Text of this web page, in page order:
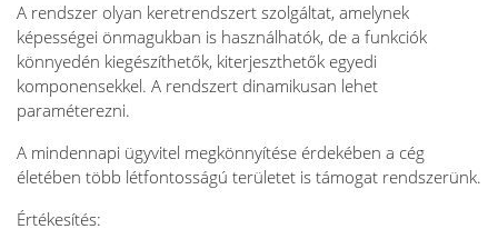
A rendszer olyan keretrendszert szolgáltat, amelynek
képességei önmagukban is használhatók, de a funkciók
könnyedén kiegészíthetők, kiterjeszthetők egyedi
komponensekkel. A rendszert dinamikusan lehet
paraméterezni.
A mindennapi ügyvitel megkönnyítése érdekében a cég
életében több létfontosságú területet is támogat rendszerünk.
Értékesítés: